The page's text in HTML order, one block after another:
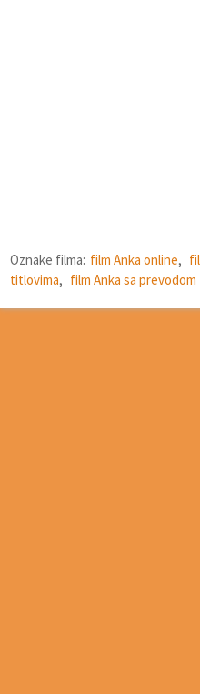
Oznake filma: film Anka online,
titlovima, film Anka sa prevodom